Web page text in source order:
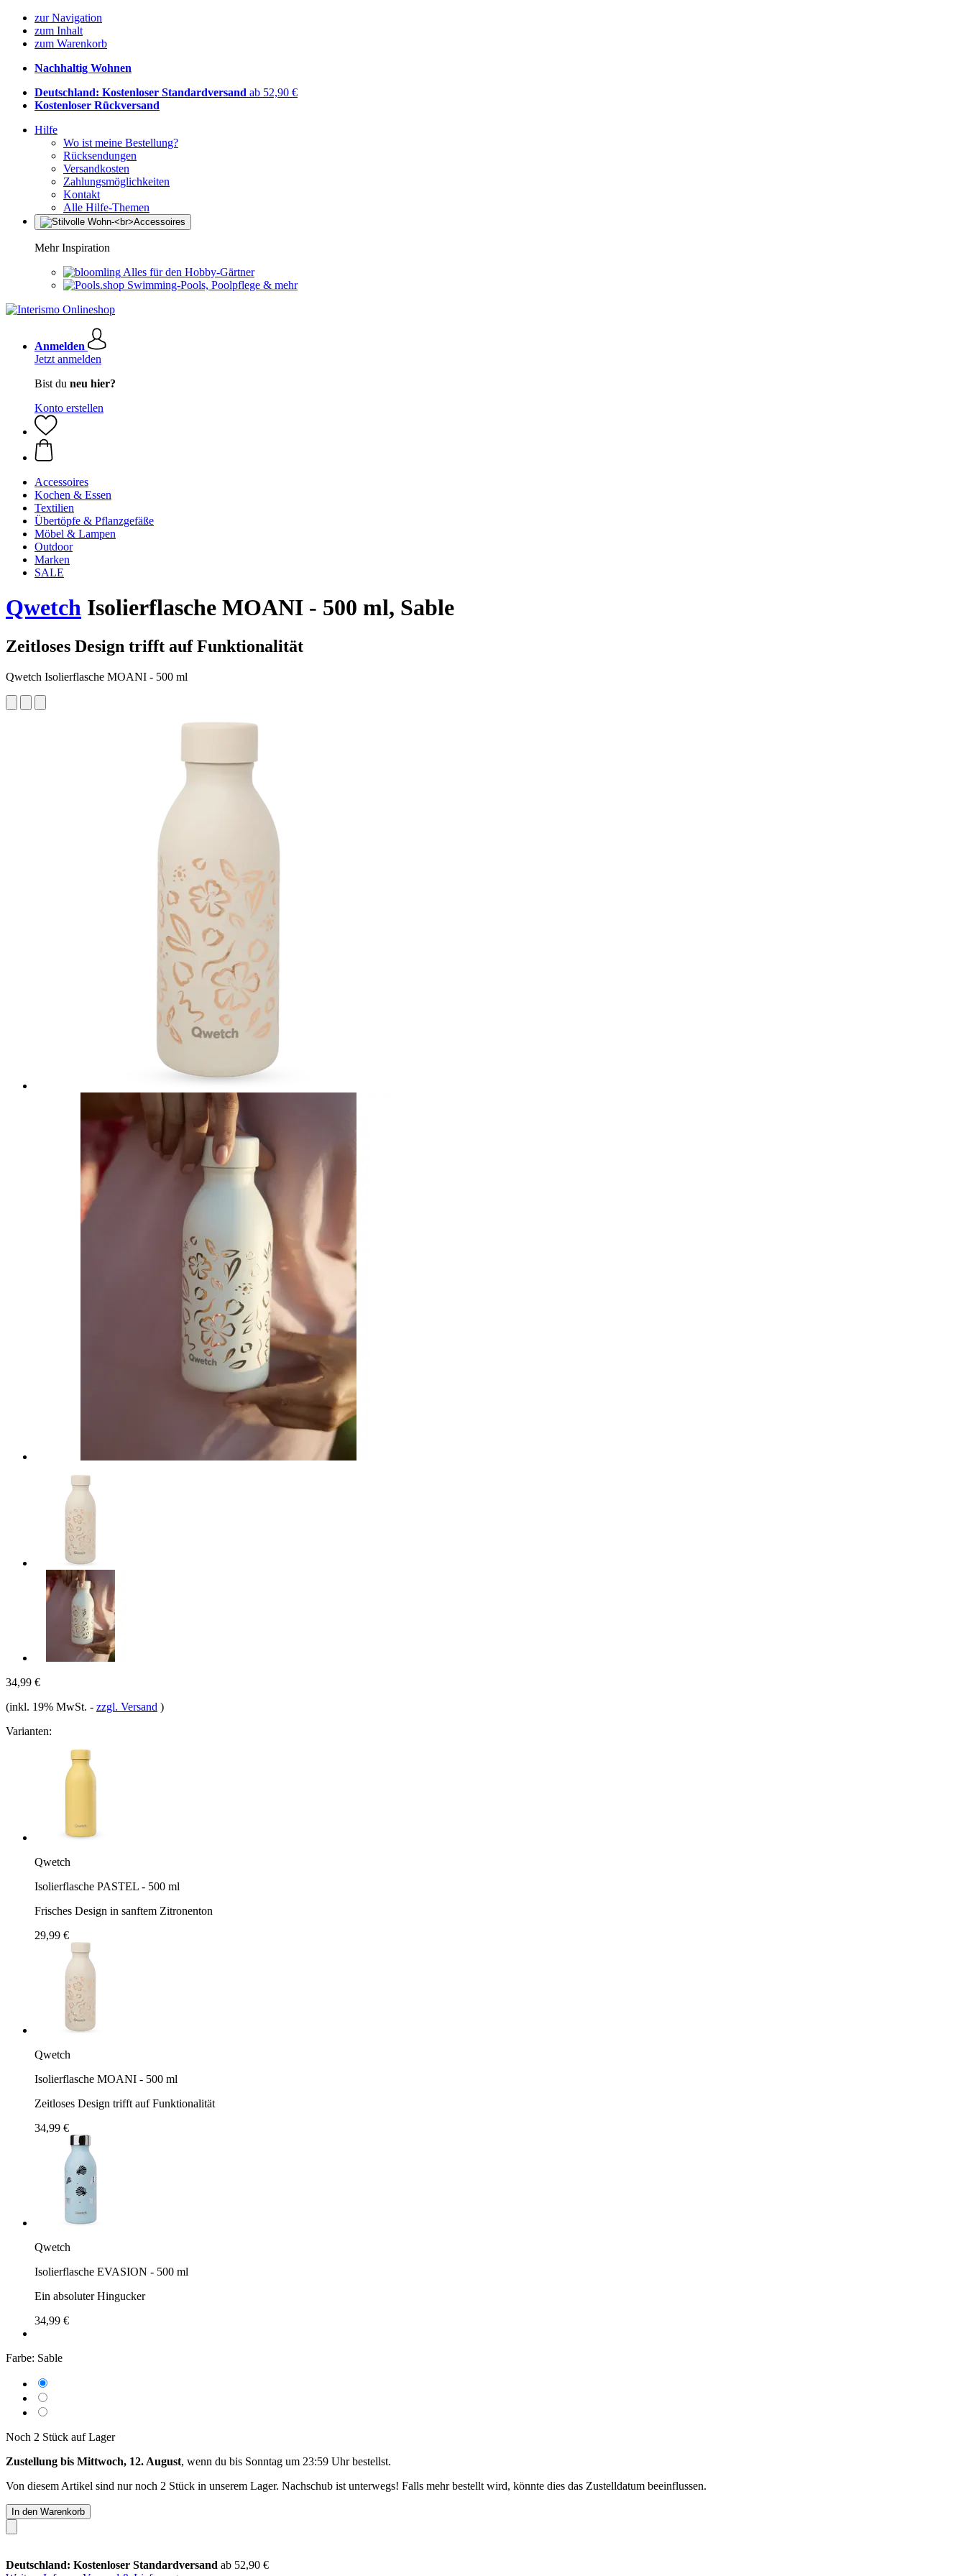
zur Navigation
zum Inhalt
zum Warenkorb
Nachhaltig Wohnen
Deutschland: Kostenloser Standardversand ab 52,90 €
Kostenloser Rückversand
Hilfe
Wo ist meine Bestellung?
Rücksendungen
Versandkosten
Zahlungsmöglichkeiten
Kontakt
Alle Hilfe-Themen
Mehr Inspiration
Alles für den Hobby-Gärtner
Swimming-Pools, Poolpflege & mehr
Anmelden
Jetzt anmelden
Bist du neu hier?
Konto erstellen
Accessoires
Kochen & Essen
Textilien
Übertöpfe & Pflanzgefäße
Möbel & Lampen
Outdoor
Marken
SALE
Qwetch Isolierflasche MOANI - 500 ml, Sable
Zeitloses Design trifft auf Funktionalität
Qwetch Isolierflasche MOANI - 500 ml
34,99 €
(inkl. 19% MwSt. - zzgl. Versand )
Varianten:
Qwetch
Isolierflasche PASTEL - 500 ml
Frisches Design in sanftem Zitronenton
29,99 €
Qwetch
Isolierflasche MOANI - 500 ml
Zeitloses Design trifft auf Funktionalität
34,99 €
Qwetch
Isolierflasche EVASION - 500 ml
Ein absoluter Hingucker
34,99 €
Farbe: Sable
Noch 2 Stück auf Lager
Zustellung bis Mittwoch, 12. August, wenn du bis Sonntag um 23:59 Uhrbestellst.
Von diesem Artikel sind nur noch 2 Stück in unserem Lager. Nachschub ist unterwegs! Falls mehr bestellt wird, könnte dies das Zustelldatum beeinflussen.
In den Warenkorb
Deutschland: Kostenloser Standardversand ab 52,90 €